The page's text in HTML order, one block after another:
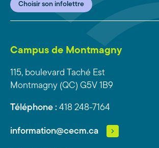
Choisir son infolettre
Campus de Montmagny
115, boulevard Taché Est
Montmagny (QC) G5V 1B9
Téléphone : 418 248-7164
information@cecm.ca